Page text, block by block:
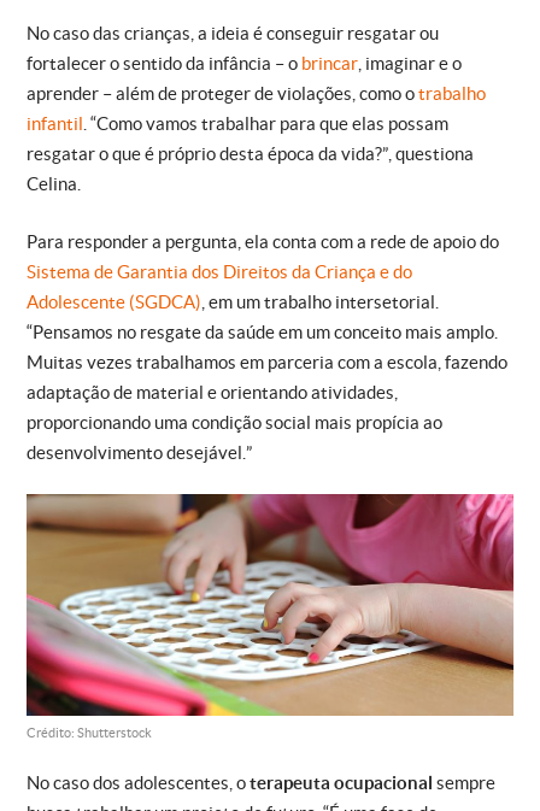
No caso das crianças, a ideia é conseguir resgatar ou
fortalecer o sentido da infância – o brincar , imaginar e o
aprender – além de proteger de violações, como otrabalho
infantil . “Como vamos trabalhar para que elas possam
resgatar o que é próprio desta época da vida?”, questiona
Celina.
Para responder a pergunta, ela conta com a rede de apoio do
Sistema de Garantia dos Direitos da Criança e do
Adolescente (SGDCA) , em um trabalho intersetorial.
“Pensamos no resgate da saúde em um conceito mais amplo.
Muitas vezes trabalhamos em parceria com a escola, fazendo
adaptação de material e orientando atividades,
proporcionando uma condição social mais propícia ao
desenvolvimento desejável.”
Crédito: Shutterstock
No caso dos adolescentes, oterapeuta ocupacional sempre